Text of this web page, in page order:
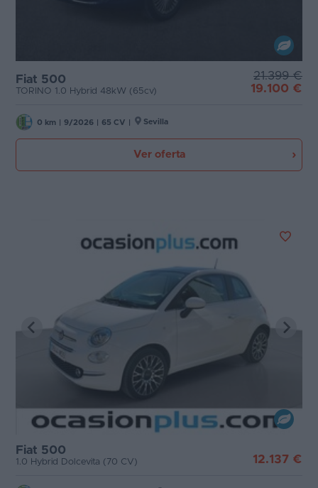
Fiat 500
TORINO 1.0 Hybrid 48kW (65cv)
21.399 €
19.100 €
0 km 9/2026 65 CV Sevilla
Ver oferta
Fiat 500
1.0 Hybrid Dolcevita (70 CV) 12.137 €